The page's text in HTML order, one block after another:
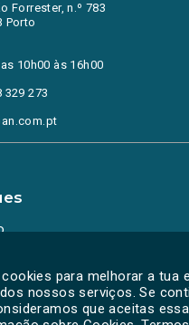
para melhorar a tua
nossos serviços. Se
que aceitas
Forrester, n.º 783
Porto
10h00 às 16h00
329 273